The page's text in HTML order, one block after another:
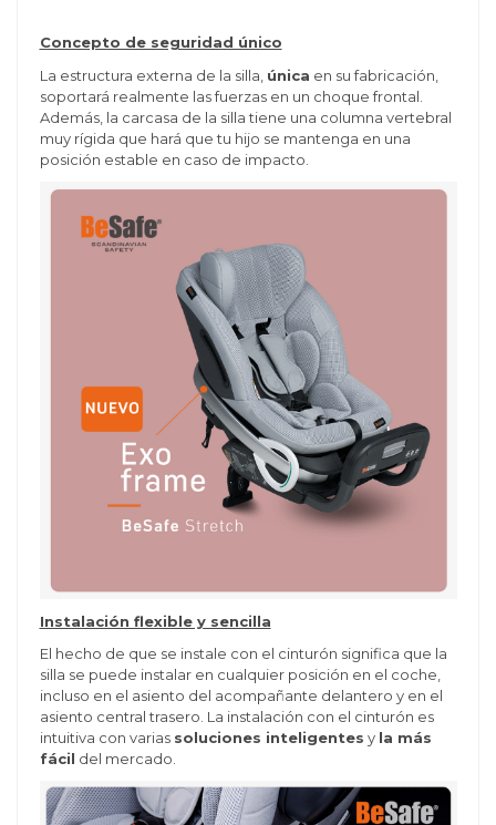
Concepto de seguridad único
La estructura externa de la silla, única en su fabricación,
soportará realmente las fuerzas en un choque frontal.
Además, la carcasa de la silla tiene una columna vertebral
muy rígida que hará que tu hijo se mantenga en una
posición estable en caso de impacto.
Instalación flexible y sencilla
El hecho de que se instale con el cinturón significa que la
silla se puede instalar en cualquier posición en el coche,
incluso en el asiento del acompañante delantero y en el
asiento central trasero. La instalación con el cinturón es
intuitiva con varias soluciones inteligentes y la más
fácil del mercado.